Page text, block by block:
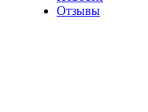
Отзывы